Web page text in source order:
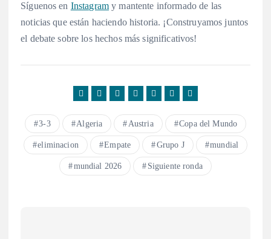
Síguenos en Instagram y mantente informado de las
noticias que están haciendo historia. ¡Construyamos juntos
el debate sobre los hechos más significativos!
3-3 Algeria Austria Copa del Mundo
eliminacion Empate Grupo J mundial
mundial 2026 Siguiente ronda